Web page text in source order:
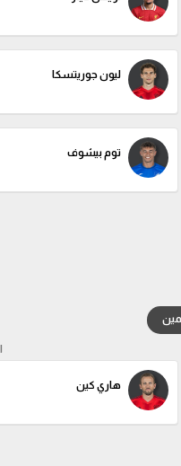
ليون جوريتسكا
توم بيشوف
هاري كين